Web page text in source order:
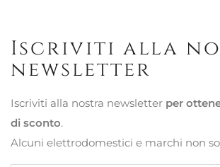
Iscriviti alla
newsletter
Iscriviti alla nostra newsletter per
di sconto.
Alcuni elettrodomestici e marchi non